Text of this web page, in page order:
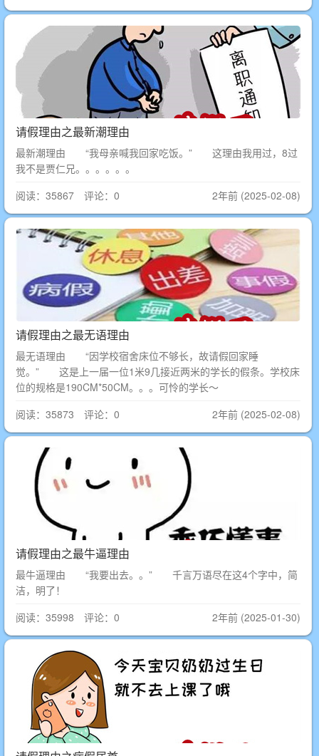
请假理由之最新潮理由
最新潮理由 “我母亲喊我回家吃饭。” 这理由我用过，8过
我不是贾仁兄。。。。。。
阅读：35867 评论：0
2年前 (2025-02-08)
请假理由之最无语理由
最无语理由 “因学校宿舍床位不够长，故请假回家睡
觉。” 这是上一届一位1米9几接近两米的学长的假条。学校床
位的规格是190CM*50CM。。。可怜的学长～
阅读：35873 评论：0
2年前 (2025-02-08)
请假理由之最牛逼理由
最牛逼理由 “我要出去。。” 千言万语尽在这4个字中，简
洁，明了！
阅读：35998 评论：0
2年前 (2025-01-30)